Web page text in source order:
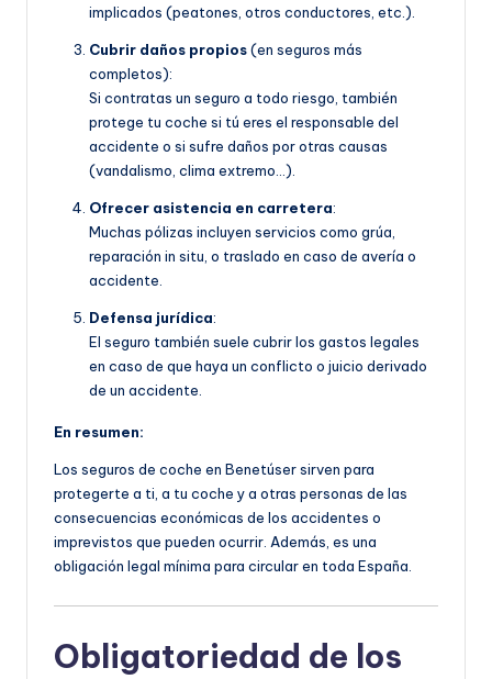
implicados (peatones, otros conductores, etc.).
Cubrir daños propios(en seguros más
completos):
Si contratas un seguro a todo riesgo, también
protege tu coche si tú eres el responsable del
accidente o si sufre daños por otras causas
(vandalismo, clima extremo…).
Ofrecer asistencia en carretera:
Muchas pólizas incluyen servicios como grúa,
reparación in situ, o traslado en caso de avería o
accidente.
Defensa jurídica:
El seguro también suele cubrir los gastos legales
en caso de que haya un conflicto o juicio derivado
de un accidente.
En resumen:
Los seguros de coche en Benetúser sirven para
protegerte a ti, a tu coche y a otras personas de las
consecuencias económicas de los accidentes o
imprevistos que pueden ocurrir. Además, es una
obligación legal mínima para circular en toda España.
Obligatoriedad de los